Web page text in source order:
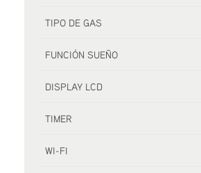
TIPO DE GAS
FUNCIÓN SUEÑO
DISPLAY LCD
TIMER
WI-FI